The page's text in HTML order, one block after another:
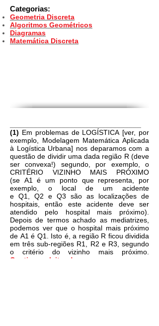
Categorias:
Geometria Discreta
Algoritmos Geométricos
Diagramas
Matemática Discreta
(1) Em problemas de LOGÍSTICA [ver, por
exemplo, Modelagem Matemática Aplicada
à Logística Urbana] nos deparamos com a
questão de dividir uma dada região R (deve
ser convexa!) segundo, por exemplo, o
CRITÉRIO VIZINHO MAIS PRÓXIMO
(se A1 é um ponto que representa, por
exemplo, o local de um acidente
e Q1, Q2 e Q3 são as localizações de
hospitais, então este acidente deve ser
atendido pelo hospital mais próximo).
Depois de termos achado as mediatrizes,
podemos ver que o hospital mais próximo
de A1 é Q1. Isto é, a região R ficou dividida
em três sub-regiões R1, R2 e R3, segundo
o critério do vizinho mais próximo.
Continue a leitura!